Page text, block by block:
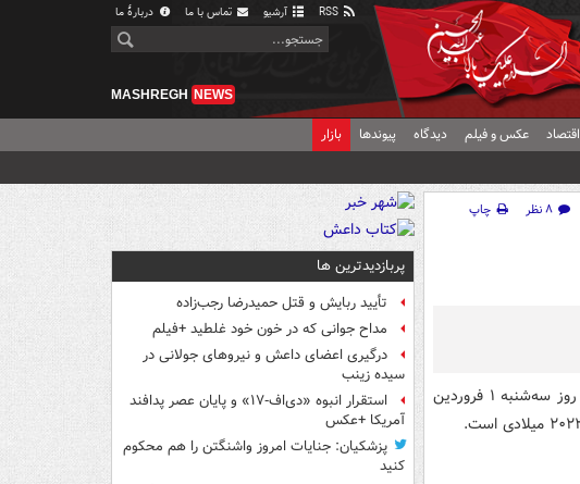
آرشیو تماس با ما دربارهٔ ما
MASHREGH NEWS
اقتصاد عکس و فیلم دیدگاه پیوندها بازار
۸ نظر
چاپ
، لحظه تحویل سال ساعت ۵۴ دقیقه و ۲۸ ثانیه بامداد روز سه‌شنبه ۱ فروردین
پربازدیدترین ها
تأیید ربایش و قتل حمیدرضا رجب‌زاده
مداح جوانی که در خون خود غلطید +فیلم
درگیری اعضای داعش و نیروهای جولانی در
سیده زینب
استقرار انبوه «دی‌اف‑۱۷» و پایان عصر پدافند
آمریکا +عکس
پزشکیان: جنایات امروز واشنگتن را هم محکوم
کنید